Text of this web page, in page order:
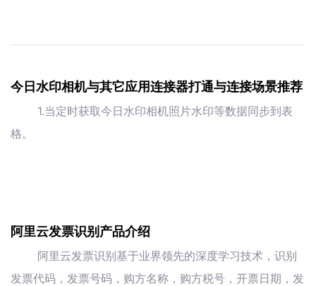
今日水印相机与其它应用连接器打通与连接场景推荐
1.当定时获取今日水印相机照片水印等数据同步到表
格。
阿里云发票识别产品介绍
阿里云发票识别基于业界领先的深度学习技术，识别
发票代码，发票号码，购方名称，购方税号，开票日期，发